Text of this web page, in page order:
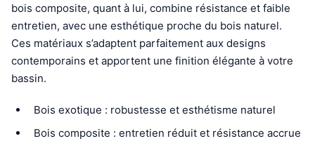
bois composite, quant à lui, combine résistance et faible
entretien, avec une esthétique proche du bois naturel.
Ces matériaux s’adaptent parfaitement aux designs
contemporains et apportent une finition élégante à votre
bassin.
Bois exotique : robustesse et esthétisme naturel
Bois composite : entretien réduit et résistance accrue